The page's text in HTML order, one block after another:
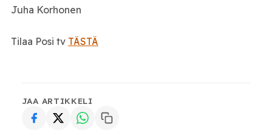
Juha Korhonen
Tilaa Posi tv TÄSTÄ
JAA ARTIKKELI